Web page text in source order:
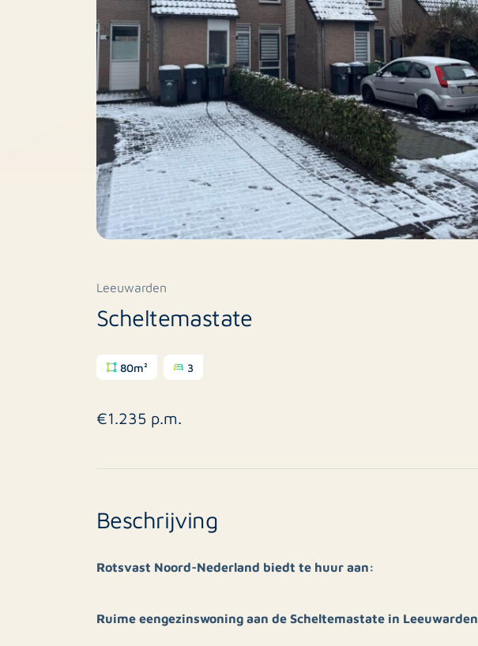
Leeuwarden
Scheltemastate
80m² 3
€1.235 p.m.
Beschrijving
Rotsvast Noord-Nederland biedt te huur aan:
Ruime eengezinswoning aan de Scheltemastate in Leeuwarden